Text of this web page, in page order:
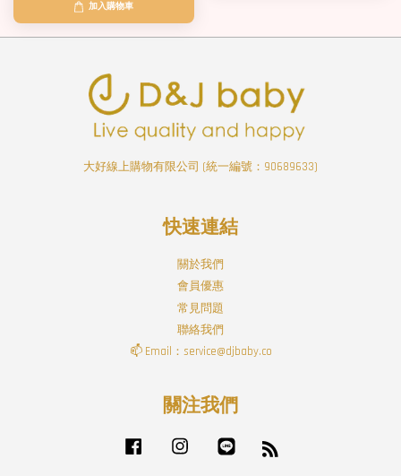
加入購物車
大好線上購物有限公司 (統一編號：90689633)
快速連結
關於我們
會員優惠
常見問題
聯絡我們
📫 Email：service@djbaby.co
關注我們
Facebook Instagram